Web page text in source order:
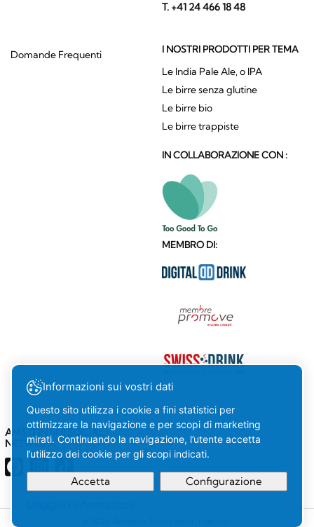
T. +41 24 466 18 48
Domande Frequenti I NOSTRI PRODOTTI PER TEMA
Le India Pale Ale, o IPA
Le birre senza glutine
Le birre bio
Le birre trappiste
IN COLLABORAZIONE CON :
MEMBRO DI:
AMSTEIN SUI SOCIAL
NETWORK
Informazioni sui vostri dati
Questo sito utilizza i cookie a fini statistici per
ottimizzare la navigazione e per scopi di marketing
mirati. Continuando la navigazione, l’utente accetta
l’utilizzo dei cookie per gli scopi indicati.
Accetta Configurazione